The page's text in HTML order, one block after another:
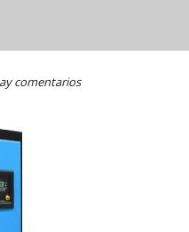
comentarios